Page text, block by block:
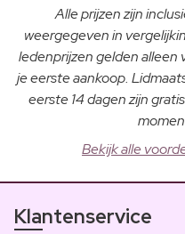
Alle prijzen zijn
weergegeven in
ledenprijzen gelden alleen
je eerste aankoop.
eerste 14 dagen zijn
Bekijk alle
Klantenservice